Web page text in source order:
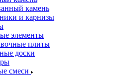
камень
и карнизы
элементы
плиты
доски
смеси